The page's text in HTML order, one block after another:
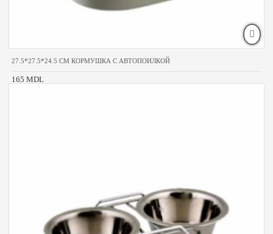
27.5*27.5*24.5 CM КОРМУШКА С АВТОПОИЛКОЙ
165 MDL